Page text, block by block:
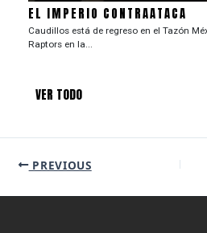
EL IMPERIO CONTRAATACA
Caudillos está de regreso en el Tazón
Raptors en la...
VER TODO
PREVIOUS